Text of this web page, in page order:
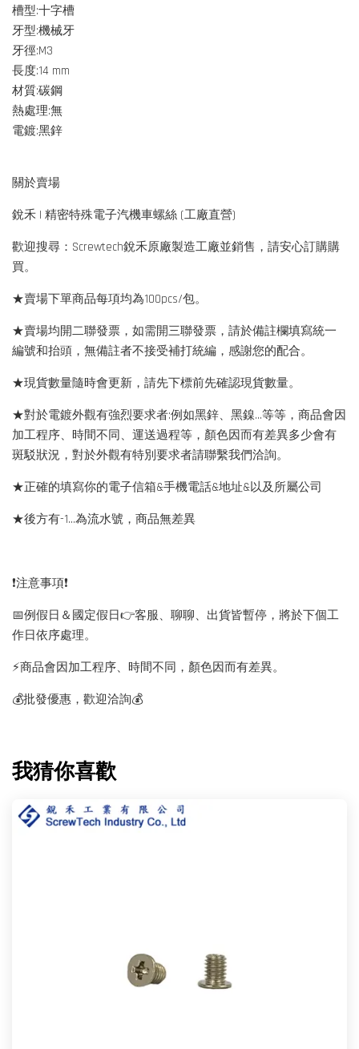
槽型:十字槽
牙型:機械牙
牙徑:M3
長度:14 mm
材質:碳鋼
熱處理:無
電鍍:黑鋅
關於賣場
銳禾 | 精密特殊電子汽機車螺絲 (工廠直營)
歡迎搜尋：Screwtech銳禾原廠製造工廠並銷售，請安心訂購購
買。
★賣場下單商品每項均為100pcs/包。
★賣場均開二聯發票，如需開三聯發票，請於備註欄填寫統一
編號和抬頭，無備註者不接受補打統編，感謝您的配合。
★現貨數量隨時會更新，請先下標前先確認現貨數量。
★對於電鍍外觀有強烈要求者:例如黑鋅、黑鎳...等等，商品會因
加工程序、時間不同、運送過程等，顏色因而有差異多少會有
斑駁狀況，對於外觀有特別要求者請聯繫我們洽詢。
★正確的填寫你的電子信箱&手機電話&地址&以及所屬公司
★後方有-1…為流水號，商品無差異
❗️注意事項❗️
📅例假日＆國定假日👉客服、聊聊、出貨皆暫停，將於下個工
作日依序處理。
⚡️商品會因加工程序、時間不同，顏色因而有差異。
💰批發優惠，歡迎洽詢💰
我猜你喜歡